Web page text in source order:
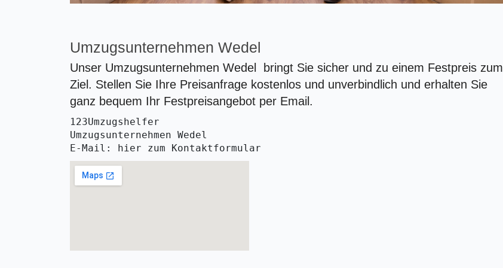
Umzugsunternehmen Wedel
Unser Umzugsunternehmen Wedel bringt Sie sicher und zu einem Festpreis zum
Ziel. Stellen Sie Ihre Preisanfrage kostenlos und unverbindlich und erhalten Sie
ganz bequem Ihr Festpreisangebot per Email.
123Umzugshelfer
Umzugsunternehmen Wedel
E-Mail: hier zum Kontaktformular